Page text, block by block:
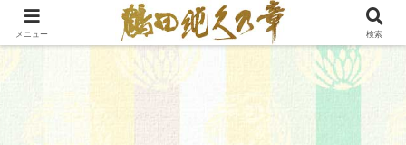
メニュー 検索